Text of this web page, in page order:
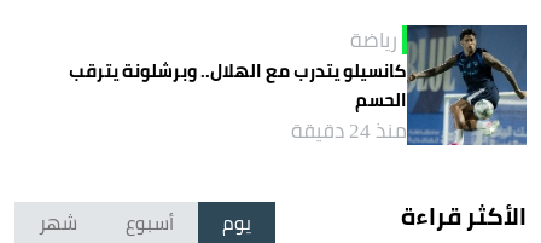
رياضة
كانسيلو يتدرب مع الهلال.. وبرشلونة يترقب
الحسم
منذ 24 دقيقة
الأكثر قراءة يوم أسبوع شهر